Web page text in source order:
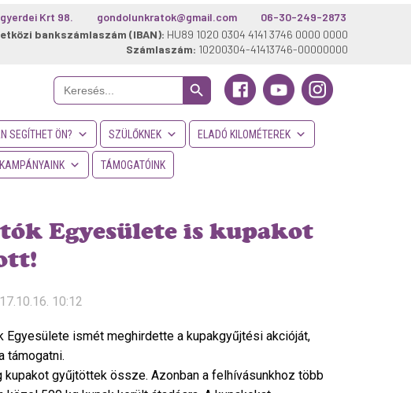
06-30-249-2873
gondolunkratok@gmail.com
Krt 98.
bankszámlaszám (IBAN): HU89 1020 0304 4141 3746 0000 0000
Számlaszám: 10200304-41413746-00000000
Search
for:
Search Button
SEGÍTHET ÖN? SZÜLŐKNEK ELADÓ KILOMÉTEREK
TÁMOGATÓINK
Egyesülete is kupakot
10:12
ismét meghirdette a kupakgyűjtési akcióját,
támogatni.
gyűjtöttek össze. Azonban a felhívásunkhoz több